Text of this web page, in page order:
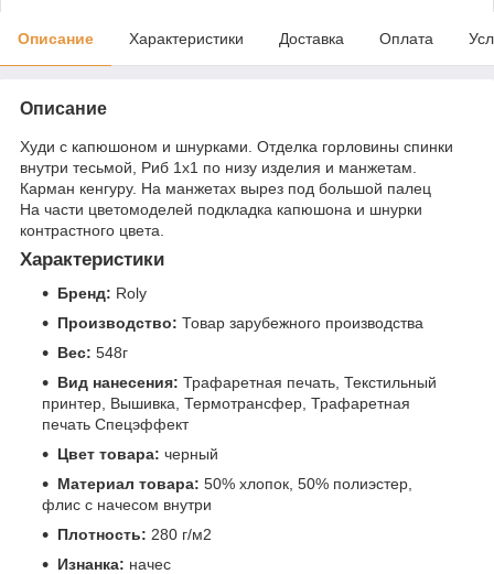
Описание Характеристики Доставка Оплата
Описание
Худи с капюшоном и шнурками. Отделка горловины спинки
внутри тесьмой, Риб 1х1 по низу изделия и манжетам.
Карман кенгуру. На манжетах вырез под большой палец
На части цветомоделей подкладка капюшона и шнурки
контрастного цвета.
Характеристики
Бренд: Roly
Производство: Товар зарубежного производства
Вес: 548г
Вид нанесения: Трафаретная печать, Текстильный
принтер, Вышивка, Термотрансфер, Трафаретная
печать Спецэффект
Цвет товара: черный
Материал товара: 50% хлопок, 50% полиэстер,
флис с начесом внутри
Плотность: 280 г/м2
Изнанка: начес